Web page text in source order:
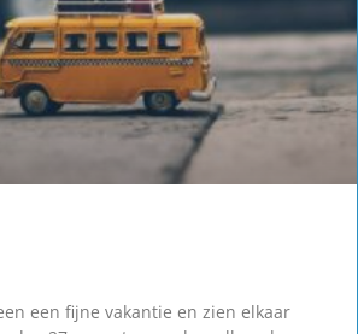
een fijne vakantie en zien elkaar